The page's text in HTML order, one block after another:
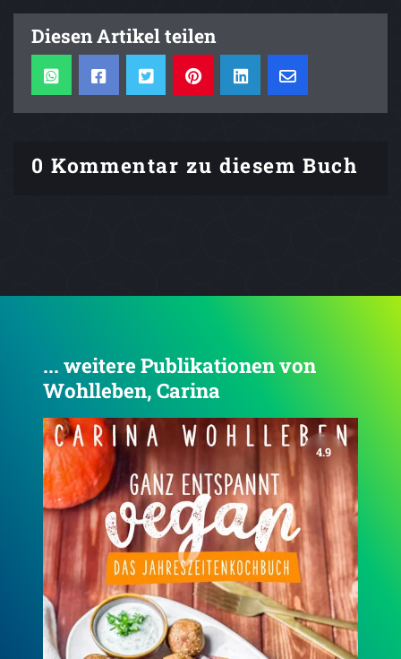
Diesen Artikel teilen
0 Kommentar zu diesem Buch
... weitere Publikationen von
Wohlleben, Carina
4.6